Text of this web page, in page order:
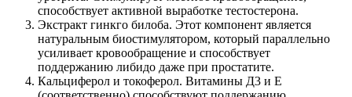
способствует активной выработке тестостерона.
Экстракт гинкго билоба. Этот компонент является
натуральным биостимулятором, который параллельно
усиливает кровообращение и способствует
поддержанию либидо даже при простатите.
Кальциферол и токоферол. Витамины Д3 и Е